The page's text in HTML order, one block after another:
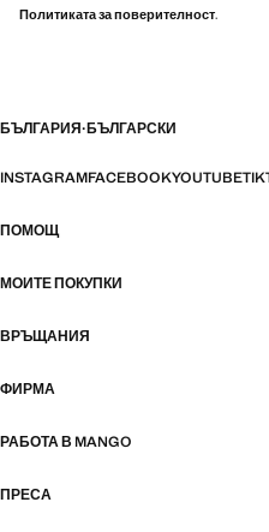
Политиката за поверителност.
БЪЛГАРИЯ·БЪЛГАРСКИ
INSTAGRAMFACEBOOKYOUTUBE
ПОМОЩ
МОИТЕ ПОКУПКИ
ВРЪЩАНИЯ
ФИРМА
РАБОТА В MANGO
ПРЕСА